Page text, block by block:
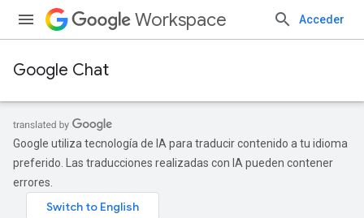
Workspace Acceder
Google Chat
Google utiliza tecnología de IA para traducir contenido a tu idioma
preferido. Las traducciones realizadas con IA pueden contener
errores.